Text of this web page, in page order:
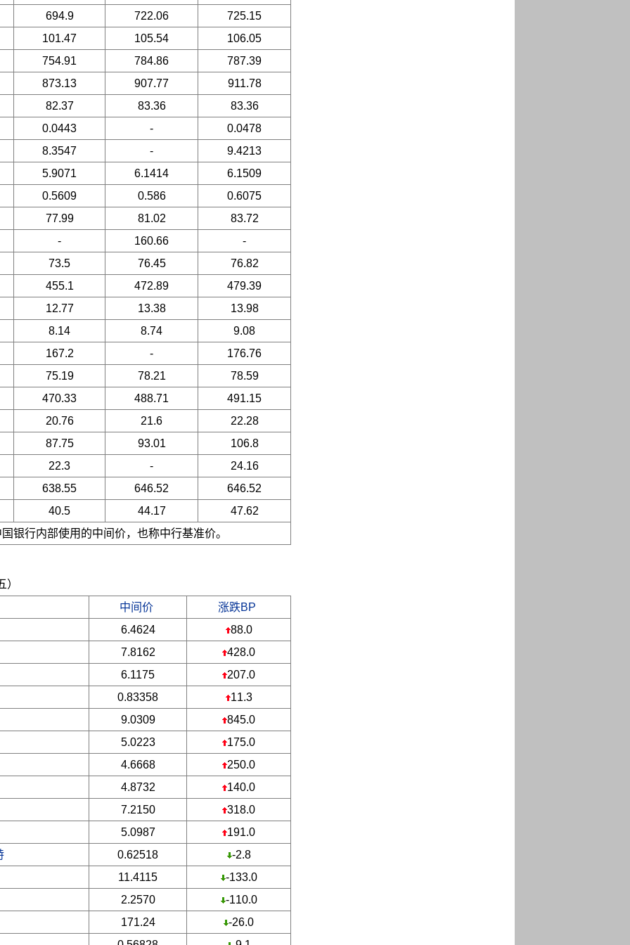
694.9 722.06
725.15
101.47
105.54
106.05
754.91
784.86
787.39
873.13
907.77
911.78
82.37
83.36
83.36
0.0443
-
0.0478
8.3547
-
9.4213
5.9071
6.1414
6.1509
0.5609
0.586
0.6075
77.99
81.02
83.72
-
160.66
-
73.5
76.45
76.82
455.1
472.89
479.39
12.77
13.38
13.98
8.14
8.74
9.08
167.2
-
176.76
75.19
78.21
78.59
470.33
488.71
491.15
20.76
21.6
22.28
87.75
93.01
106.8
22.3
-
24.16
638.55
646.52
646.52
40.5
44.17
47.62
银行内部使用的中间价，也称中行基准价。
中间价
涨跌BP
6.4624
88.0
7.8162
428.0
6.1175
207.0
0.83358
11.3
9.0309
845.0
5.0223
175.0
4.6668
250.0
4.8732
140.0
7.2150
318.0
5.0987
191.0
0.62518
-2.8
11.4115
-133.0
2.2570
-110.0
171.24
-26.0